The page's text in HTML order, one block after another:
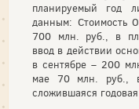
планируемый год
данным: Стоимость
700 млн. руб., в
ввод в действии
в сентябре – 200
мае 70 млн. руб.,
сложившаяся